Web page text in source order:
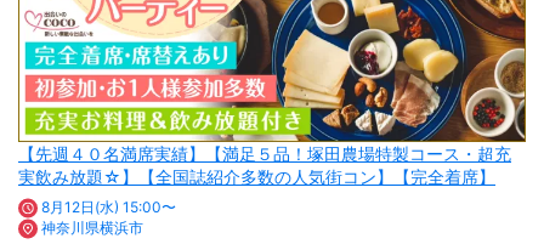
【先週４０名満席実績】【満足５品！塚田農場特製コース・超充
実飲み放題☆】【全国誌紹介多数の人気街コン】【完全着席】
8月12日(水) 15:00〜
神奈川県横浜市